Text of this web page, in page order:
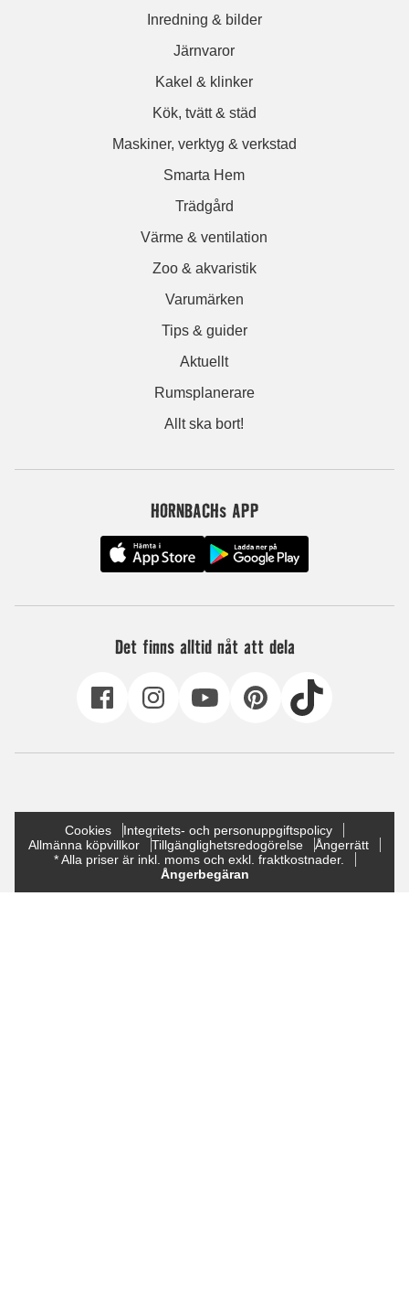
Inredning & bilder
Järnvaror
Kakel & klinker
Kök, tvätt & städ
Maskiner, verktyg & verkstad
Smarta Hem
Trädgård
Värme & ventilation
Zoo & akvaristik
Varumärken
Tips & guider
Aktuellt
Rumsplanerare
Allt ska bort!
HORNBACHs APP
Det finns alltid nåt att dela
Cookies
Integritets- och personuppgiftspolicy
Allmänna köpvillkor
Tillgänglighetsredogörelse
Ångerrätt
* Alla priser är inkl. moms och exkl. fraktkostnader.
Ångerbegäran